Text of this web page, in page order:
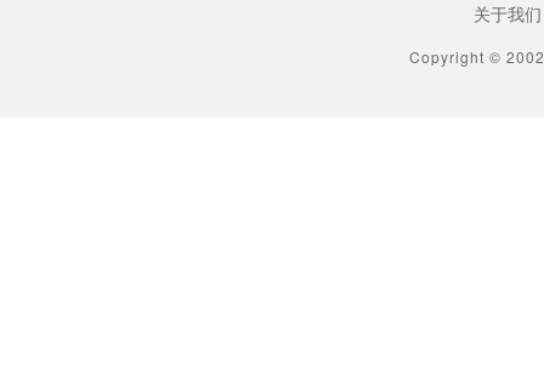
关于我们
Copyright ©